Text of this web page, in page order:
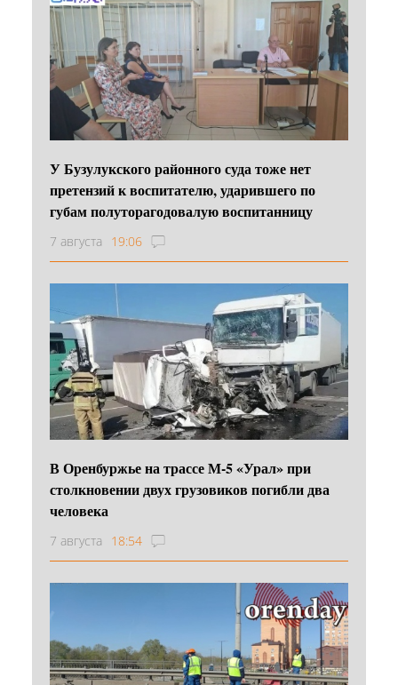
У Бузулукского районного суда тоже нет
претензий к воспитателю, ударившего по
губам полуторагодовалую воспитанницу
7 августа 19:06
В Оренбуржье на трассе М-5 «Урал» при
столкновении двух грузовиков погибли два
человека
7 августа 18:54